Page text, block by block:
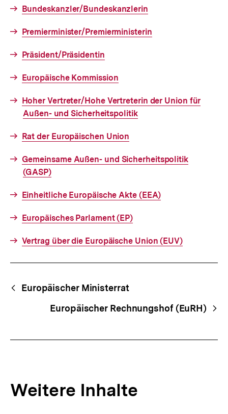
Bundeskanzler/Bundeskanzlerin
Premierminister/Premierministerin
Präsident/Präsidentin
Europäische Kommission
Hoher Vertreter/Hohe Vertreterin der Union für
Außen- und Sicherheitspolitik
Rat der Europäischen Union
Gemeinsame Außen- und Sicherheitspolitik
(GASP)
Einheitliche Europäische Akte (EEA)
Europäisches Parlament (EP)
Vertrag über die Europäische Union (EUV)
Begriffsnavigation
Content-
Navigation
Europäischer Ministerrat
Europäischer Rechnungshof (EuRH)
Weitere Inhalte